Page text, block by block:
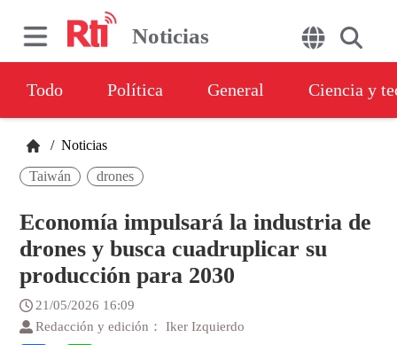
Noticias
Todo Política General Ciencia y
/ Noticias
Taiwán drones
Economía impulsará la industria de
drones y busca cuadruplicar su
producción para 2030
21/05/2026 16:09
Redacción y edición： Iker Izquierdo